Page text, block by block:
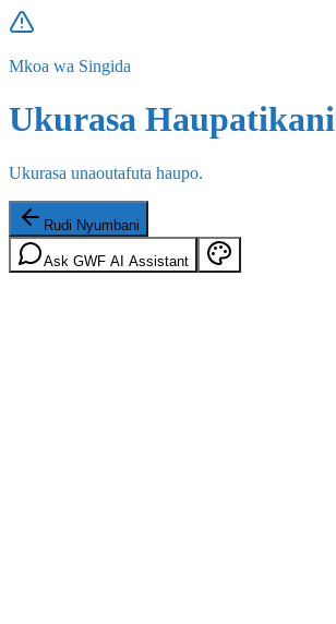
Mkoa wa Singida
Ukurasa Haupatikani
Ukurasa unaoutafuta haupo.
Rudi Nyumbani
Ask GWF AI Assistant